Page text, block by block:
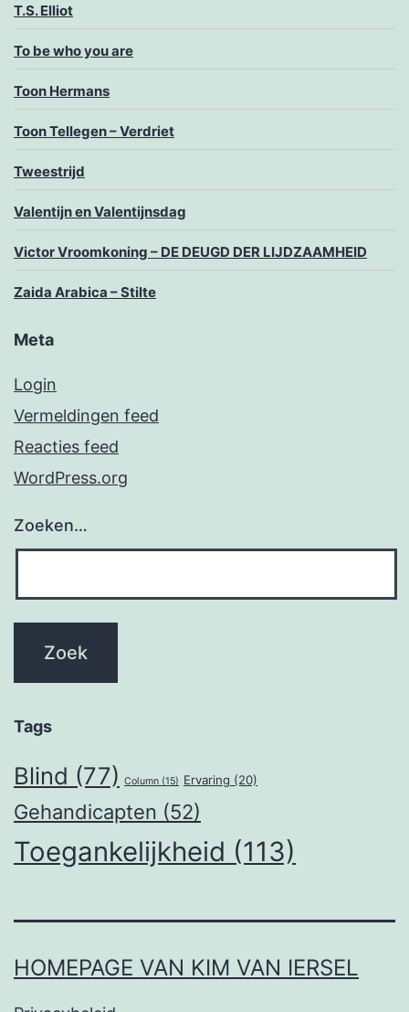
T.S. Elliot
To be who you are
Toon Hermans
Toon Tellegen – Verdriet
Tweestrijd
Valentijn en Valentijnsdag
Victor Vroomkoning – DE DEUGD DER LIJDZAAMHEID
Zaida Arabica – Stilte
Meta
Login
Vermeldingen feed
Reacties feed
WordPress.org
Zoeken…
Tags
Blind (77) Column (15) Ervaring (20)
Gehandicapten (52)
Toegankelijkheid (113)
HOMEPAGE VAN KIM VAN IERSEL